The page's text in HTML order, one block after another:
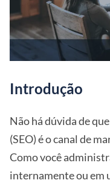
Introdução
Não há dúvida de
(SEO) é o canal de
Como você
internamente ou em